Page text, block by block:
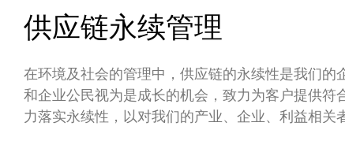
供应链永续管理
在环境及社会的管理中，供应链的永续性是我们
和企业公民视为是成长的机会，致力为客户提供
力落实永续性，以对我们的产业、企业、利益相关